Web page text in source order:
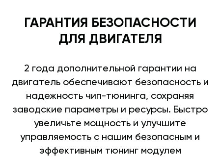
ГАРАНТИЯ БЕЗОПАСНОСТИ
ДЛЯ ДВИГАТЕЛЯ
2 года дополнительной гарантии на
двигатель обеспечивают безопасность и
надежность чип-тюнинга, сохраняя
заводские параметры и ресурсы. Быстро
увеличьте мощность и улучшите
управляемость с нашим безопасным и
эффективным тюнинг модулем